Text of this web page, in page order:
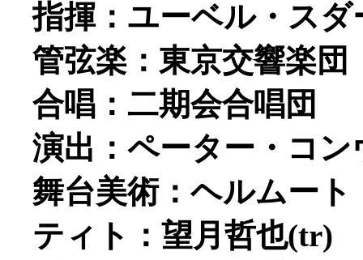
指揮：ユーベル・スダ
管弦楽：東京交響楽団
合唱：二期会合唱団
演出：ペーター・コ
舞台美術：ヘルムート
ティト：望月哲也(tr)